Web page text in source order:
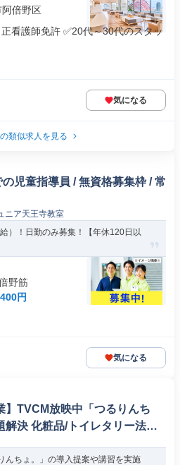
倍野区
看護師免許 ✅20代～30代のスタッ
気になる
類似求人を見る
児童指導員 / 無資格募集枠 / 常
ニア天王寺教室
）！日勤のみ募集！【年休120日以
野筋
円
気になる
】TVCM放映中「つるりんち
解決 化粧品/トイレタリー法人
んちょ。」の導入提案や講習を実施